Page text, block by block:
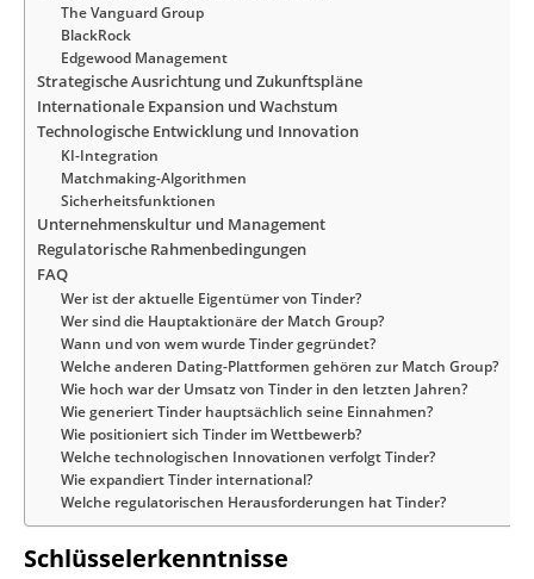
The Vanguard Group
BlackRock
Edgewood Management
Strategische Ausrichtung und Zukunftspläne
Internationale Expansion und Wachstum
Technologische Entwicklung und Innovation
KI-Integration
Matchmaking-Algorithmen
Sicherheitsfunktionen
Unternehmenskultur und Management
Regulatorische Rahmenbedingungen
FAQ
Wer ist der aktuelle Eigentümer von Tinder?
Wer sind die Hauptaktionäre der Match Group?
Wann und von wem wurde Tinder gegründet?
Welche anderen Dating-Plattformen gehören zur Match Group?
Wie hoch war der Umsatz von Tinder in den letzten Jahren?
Wie generiert Tinder hauptsächlich seine Einnahmen?
Wie positioniert sich Tinder im Wettbewerb?
Welche technologischen Innovationen verfolgt Tinder?
Wie expandiert Tinder international?
Welche regulatorischen Herausforderungen hat Tinder?
Schlüsselerkenntnisse